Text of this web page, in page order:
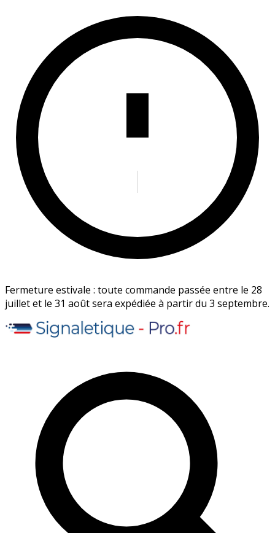
Fermeture estivale : toute commande passée entre le 28
juillet et le 31 août sera expédiée à partir du 3 septembre.